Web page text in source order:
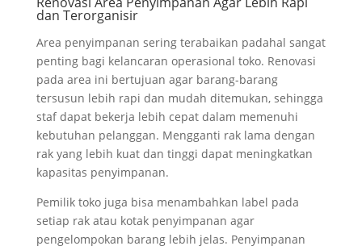
dan Terorganisir
Area penyimpanan sering terabaikan padahal sangat
penting bagi kelancaran operasional toko. Renovasi
pada area ini bertujuan agar barang-barang
tersusun lebih rapi dan mudah ditemukan, sehingga
staf dapat bekerja lebih cepat dalam memenuhi
kebutuhan pelanggan. Mengganti rak lama dengan
rak yang lebih kuat dan tinggi dapat meningkatkan
kapasitas penyimpanan.
Pemilik toko juga bisa menambahkan label pada
setiap rak atau kotak penyimpanan agar
pengelompokan barang lebih jelas. Penyimpanan